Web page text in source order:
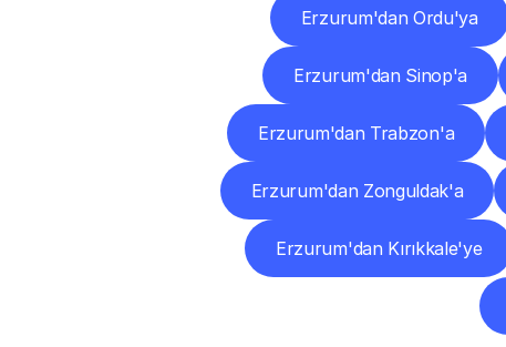
Erzurum'dan Ordu'ya
Erzurum'dan Sinop'a
Erzurum'dan Trabzon'a
Erzurum'dan Zonguldak'a
Erzurum'dan Kırıkkale'ye